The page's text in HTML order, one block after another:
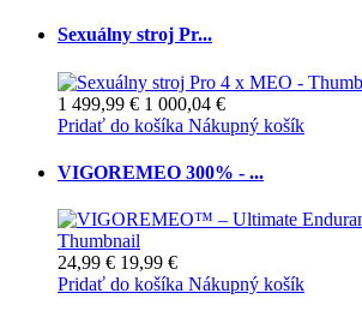
Sexuálny stroj Pr...
1 499,99 € 1 000,04 €
Pridať do košíka Nákupný košík
VIGOREMEO 300% - ...
24,99 € 19,99 €
Pridať do košíka Nákupný košík